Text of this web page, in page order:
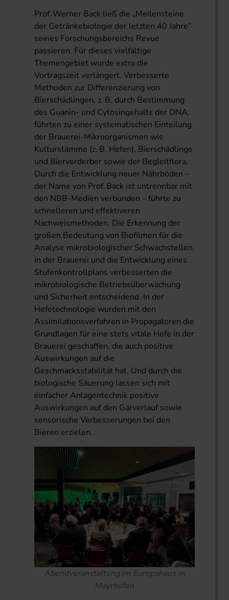
Prof. Werner Back ließ die „Meilensteine
der Getränkebiologie der letzten 40 Jahre“
seines Forschungsbereichs Revue
passieren. Für dieses vielfältige
Themengebiet wurde extra die
Vortragszeit verlängert. Verbesserte
Methoden zur Differenzierung von
Bierschädlingen, z. B. durch Bestimmung
des Guanin- und Cytosingehalts der DNA,
führten zu einer systematischen Einteilung
der Brauerei-Mikroorganismen wie
Kulturstämme (z. B. Hefen), Bierschädlinge
und Bierverderber sowie der Begleitflora.
Durch die Entwicklung neuer Nährböden –
der Name von Prof. Back ist untrennbar mit
den NBB-Medien verbunden – führte zu
schnelleren und effektiveren
Nachweismethoden. Die Erkennung der
großen Bedeutung von Biofilmen für die
Analyse mikrobiologischer Schwachstellen
in der Brauerei und die Entwicklung eines
Stufenkontrollplans verbesserten die
mikrobiologische Betriebsüberwachung
und Sicherheit entscheidend. In der
Hefetechnologie wurden mit den
Assimilationsverfahren in Propagatoren die
Grundlagen für eine stets vitale Hefe in der
Brauerei geschaffen, die auch positive
Auswirkungen auf die
Geschmacksstabilität hat. Und durch die
biologische Säuerung lassen sich mit
einfacher Anlagentechnik positive
Auswirkungen auf den Gärverlauf sowie
sensorische Verbesserungen bei den
Bieren erzielen.
Abendveranstaltung im Europahaus in
Mayrhofen